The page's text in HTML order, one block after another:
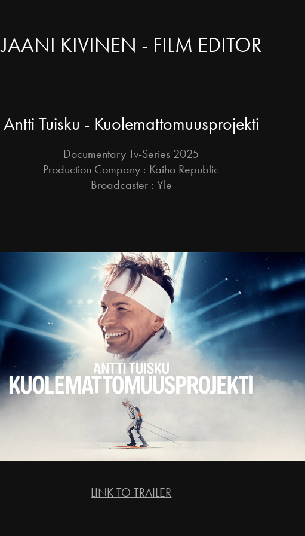
JAANI KIVINEN - FILM EDITOR
Antti Tuisku - Kuolemattomuusprojekti
Documentary Tv-Series 2025
Production Company : Kaiho Republic
Broadcaster : Yle
LINK TO TRAILER